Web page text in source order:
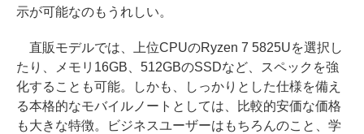
示が可能なのもうれしい。
直販モデルでは、上位CPUのRyzen 7 5825Uを選択し
たり、メモリ16GB、512GBのSSDなど、スペックを強
化することも可能。しかも、しっかりとした仕様を備え
る本格的なモバイルノートとしては、比較的安価な価格
も大きな特徴。ビジネスユーザーはもちろんのこと、学